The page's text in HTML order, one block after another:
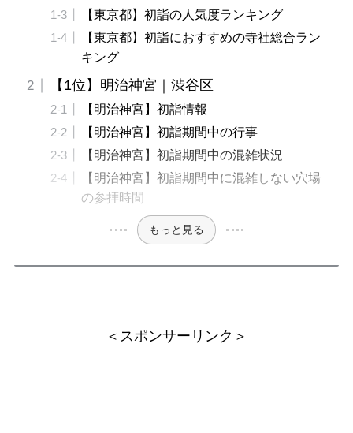
【東京都】初詣の人気度ランキング
【東京都】初詣におすすめの寺社総合ラン
キング
【1位】明治神宮｜渋谷区
【明治神宮】初詣情報
【明治神宮】初詣期間中の行事
【明治神宮】初詣期間中の混雑状況
【明治神宮】初詣期間中に混雑しない穴場
の参拝時間
もっと見る
＜スポンサーリンク＞